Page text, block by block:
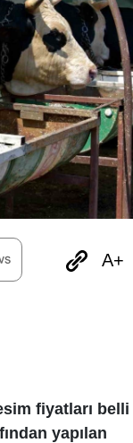
A+
fiyatları belli
yapılan